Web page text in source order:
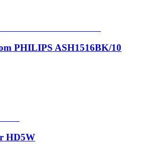
PHILIPS ASH1516BK/10
HD5W